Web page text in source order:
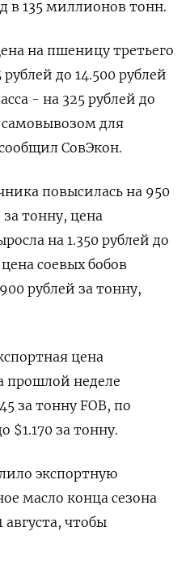
в 135 миллионов тонн.
на пшеницу третьего
до 14.500 рублей
- на 325 рублей до
самовывозом для
СовЭкон.
повысилась на 950
за тонну, цена
на 1.350 рублей до
соевых бобов
рублей за тонну,
цена
прошлой неделе
за тонну FOB, по
за тонну.
экспортную
масло конца сезона
августа, чтобы